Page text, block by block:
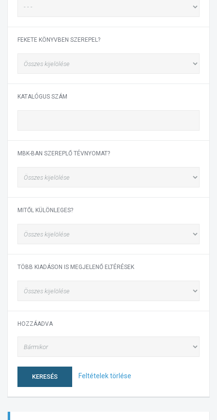
FEKETE KÖNYVBEN SZEREPEL?
KATALÓGUS SZÁM
MBK-BAN SZEREPLŐ TÉVNYOMAT?
MITŐL KÜLÖNLEGES?
TÖBB KIADÁSON IS MEGJELENŐ ELTÉRÉSEK
HOZZÁADVA
KERESÉS Feltételek törlése